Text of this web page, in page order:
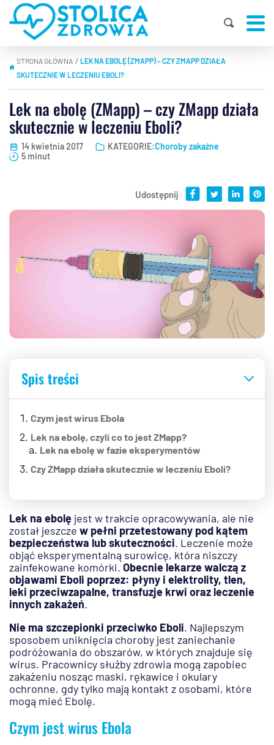
STRONA GŁÓWNA | LEK NA EBOLĘ (ZMAPP) – CZY ZMAPP DZIAŁA
SKUTECZNIE W LECZENIU EBOLI?
Lek na ebolę (ZMapp) – czy ZMapp działa
skutecznie w leczeniu Eboli?
14 kwietnia 2017 KATEGORIE:Choroby zakaźne
5 minut
Udostępnij
Spis treści
Czym jest wirus Ebola
Lek na ebolę, czyli co to jest ZMapp?
Lek na ebolę w fazie eksperymentów
Czy ZMapp działa skutecznie w leczeniu Eboli?
Lek na ebolę jest w trakcie opracowywania, ale nie
został jeszcze w pełni przetestowany pod kątem
bezpieczeństwa lub skuteczności. Leczenie może
objąć eksperymentalną surowicę, która niszczy
zainfekowane komórki. Obecnie lekarze walczą z
objawami Eboli poprzez: płyny i elektrolity, tlen,
leki przeciwzapalne, transfuzje krwi oraz leczenie
innych zakażeń.
Nie ma szczepionki przeciwko Eboli. Najlepszym
sposobem uniknięcia choroby jest zaniechanie
podróżowania do obszarów, w których znajduje się
wirus. Pracownicy służby zdrowia mogą zapobiec
zakażeniu nosząc maski, rękawice i okulary
ochronne, gdy tylko mają kontakt z osobami, które
mogą mieć Ebolę.
Czym jest wirus Ebola